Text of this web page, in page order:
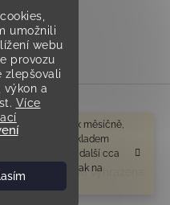
umožnili
webu
provozu
zlepšovali
výkon a
Více
cca 1-2x měsíčně,
které není skladem
dobu dodání o další cca
objednáním, jak na
Avocado
Shoptet
. Všechna práva vyhrazena.